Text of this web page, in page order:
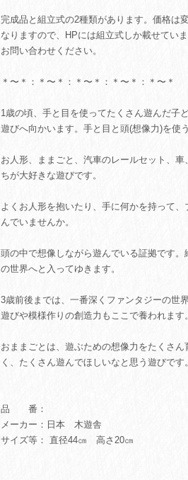
完成品と組立式の2種類があります。価格は
なりますので、HPには組立式しか載せてい
お問い合わせください。
＊〜＊：＊〜＊：＊〜＊：＊〜＊：＊〜＊
1歳の頃、手と目を使ってたくさん遊んだ子
遊びへ向かいます。手と目と頭(想像力)を使
お人形、ままごと、汽車のレールセット、
ちが大好きな遊びです。
よくお人形を抱いたり、手に何かを持って
んでいませんか。
頭の中で想像しながら遊んでいる証拠です
の世界へと入ってゆきます。
3歳前後までは、一番深くファンタジーの世
遊びや模様作りの創造力もここで養われます。
おままごとは、遊ぶための想像力をたくさ
く、たくさん遊んでほしいなと思う遊びです。
品 番：
メーカー：日本 木遊舎
サイズ等： 直径44㎝ 高さ20㎝